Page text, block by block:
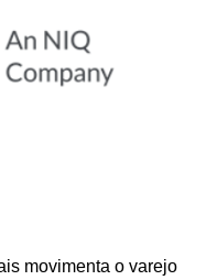
movimenta o varejo